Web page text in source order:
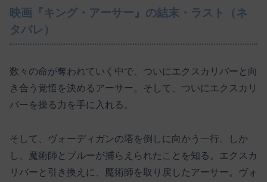
映画『キング・アーサー』の結末・ラスト（ネ
タバレ）
数々の命が奪われていく中で、ついにエクスカリバーと向
き合う覚悟を決めるアーサー。そして、ついにエクスカリ
バーを操る力を手に入れる。
そして、ヴォーディガンの塔を倒しに向かう一行。しか
し、魔術師とブルーが捕らえられたことを知る。エクスカ
リバーと引き換えに、魔術師を取り戻したアーサー。ヴォ